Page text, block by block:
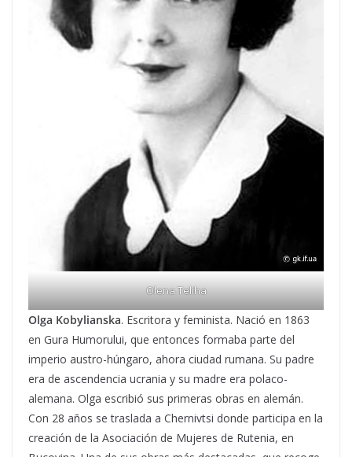
Olena Teliha
Olga Kobylianska. Escritora y feminista. Nació en 1863
en Gura Humorului, que entonces formaba parte del
imperio austro-húngaro, ahora ciudad rumana. Su padre
era de ascendencia ucrania y su madre era polaco-
alemana. Olga escribió sus primeras obras en alemán.
Con 28 años se traslada a Chernivtsi donde participa en la
creación de la Asociación de Mujeres de Rutenia, en